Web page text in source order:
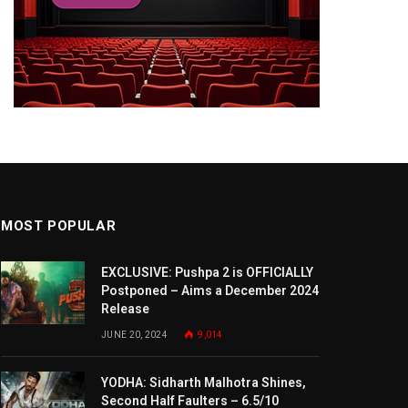
MOST POPULAR
EXCLUSIVE: Pushpa 2 is OFFICIALLY
Postponed – Aims a December 2024
Release
JUNE 20, 2024 9,014
YODHA: Sidharth Malhotra Shines,
Second Half Faulters – 6.5/10